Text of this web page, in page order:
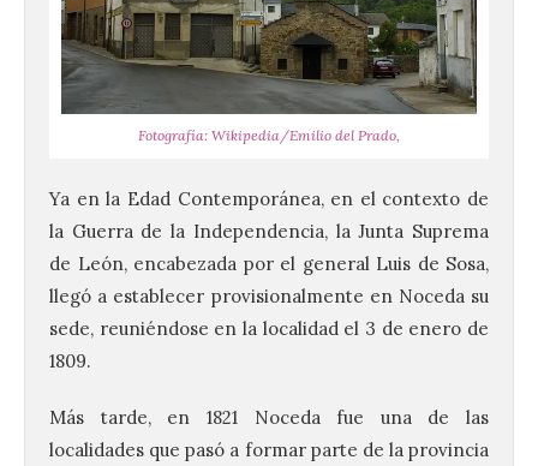
Fotografía: Wikipedia/Emilio del Prado,
Ya en la Edad Contemporánea, en el contexto de
la Guerra de la Independencia, la Junta Suprema
de León, encabezada por el general Luis de Sosa,
llegó a establecer provisionalmente en Noceda su
sede, reuniéndose en la localidad el 3 de enero de
1809.​
Más tarde, en 1821 Noceda fue una de las
localidades que pasó a formar parte de la provincia